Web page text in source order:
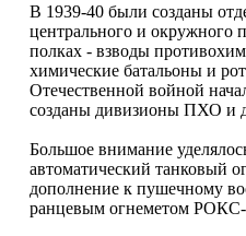
В 1939-40 были созданы
центрального и окружного
полках - взводы
химические батальоны и
Отечественной войной
созданы дивизионы ПХО и
Большое внимание
автоматический танковый
дополнение к пушечному
ранцевым огнеметом РОКС-